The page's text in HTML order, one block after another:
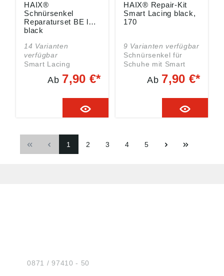
HAIX®
Schnürsenkel
Reparaturset BE low
black
14 Varianten
verfügbar
Smart Lacing
Schnürsenkel für
Deinen BLACK
Austauschbare
Ab 7,90 €*
HAIX® Repair-Kit
Smart Lacing black,
170
9 Varianten verfügbar
Schnürsenkel für
Schuhe mit Smart
Lacing System
Austauschbare
Ab 7,90 €*
1 2 3 4 5
Tel.:0871 / 97410 - 50